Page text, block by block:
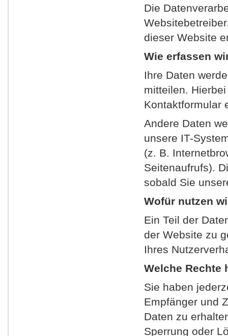
Die
dieser Website
Wie erfassen
Ihre Daten
mitteilen.
Kontaktformular
Andere Daten
unsere IT-
(z. B.
Seitenaufrufs).
sobald Sie
Wofür nutzen
Ein Teil der
der Website zu
Ihres
Welche Rechte
Sie haben
Empfänger und
Daten zu
Sperrung oder